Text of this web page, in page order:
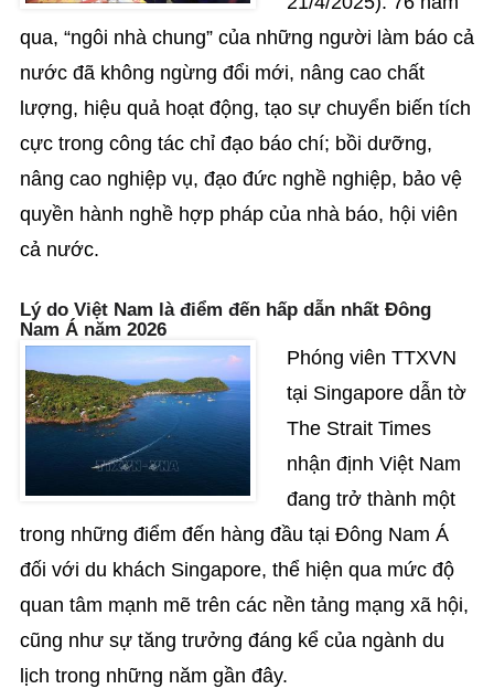
qua, “ngôi nhà chung” của những người làm báo cả
nước đã không ngừng đổi mới, nâng cao chất
lượng, hiệu quả hoạt động, tạo sự chuyển biến tích
cực trong công tác chỉ đạo báo chí; bồi dưỡng,
nâng cao nghiệp vụ, đạo đức nghề nghiệp, bảo vệ
quyền hành nghề hợp pháp của nhà báo, hội viên
cả nước.
Lý do Việt Nam là điểm đến hấp dẫn nhất Đông
Nam Á năm 2026
Phóng viên TTXVN
tại Singapore dẫn tờ
The Strait Times
nhận định Việt Nam
đang trở thành một
trong những điểm đến hàng đầu tại Đông Nam Á
đối với du khách Singapore, thể hiện qua mức độ
quan tâm mạnh mẽ trên các nền tảng mạng xã hội,
cũng như sự tăng trưởng đáng kể của ngành du
lịch trong những năm gần đây.